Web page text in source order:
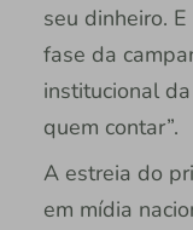
seu dinheiro.
fase da
institucional
quem contar”.
A estreia do
em mídia